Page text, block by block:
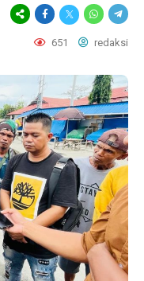
651 redaksi